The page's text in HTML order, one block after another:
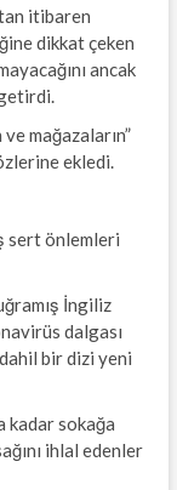
itibaren
dikkat çeken
ancak
mağazaların”
ekledi.
sert önlemleri
İngiliz
dalgası
dahil bir dizi yeni
kadar sokağa
ihlal edenler